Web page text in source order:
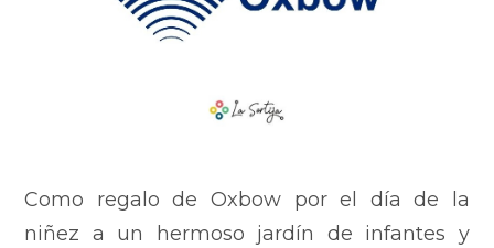
Como regalo de Oxbow por el día de la
niñez a un hermoso jardín de infantes y